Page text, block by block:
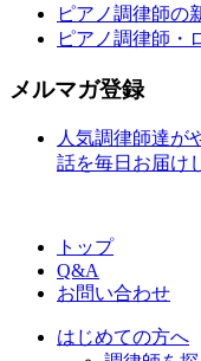
ピアノ調律師の
ピアノ調律師・
メルマガ登録
人気調律師達が
話を毎日お届け
トップ
Q&A
お問い合わせ
はじめての方へ